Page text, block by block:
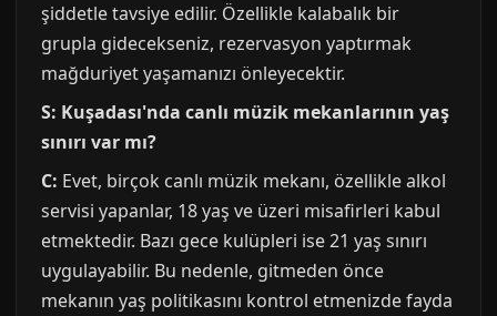
şiddetle tavsiye edilir. Özellikle kalabalık bir
grupla gidecekseniz, rezervasyon yaptırmak
mağduriyet yaşamanızı önleyecektir.
S: Kuşadası'nda canlı müzik mekanlarının yaş
sınırı var mı?
C: Evet, birçok canlı müzik mekanı, özellikle alkol
servisi yapanlar, 18 yaş ve üzeri misafirleri kabul
etmektedir. Bazı gece kulüpleri ise 21 yaş sınırı
uygulayabilir. Bu nedenle, gitmeden önce
mekanın yaş politikasını kontrol etmenizde fayda